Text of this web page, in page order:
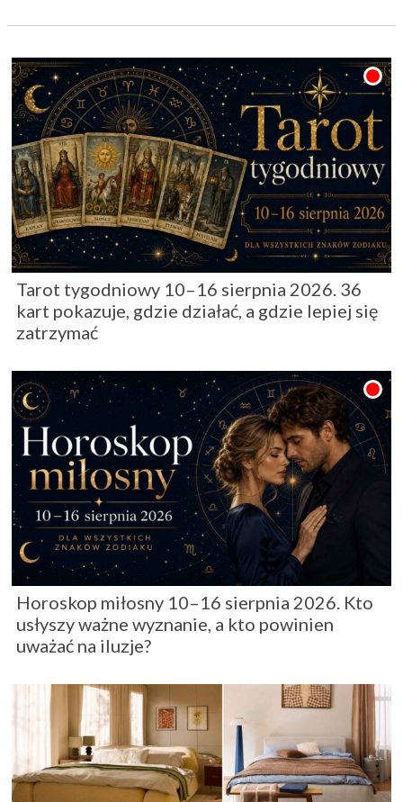
Tarot tygodniowy 10–16 sierpnia 2026. 36
kart pokazuje, gdzie działać, a gdzie lepiej się
zatrzymać
Horoskop miłosny 10–16 sierpnia 2026. Kto
usłyszy ważne wyznanie, a kto powinien
uważać na iluzje?